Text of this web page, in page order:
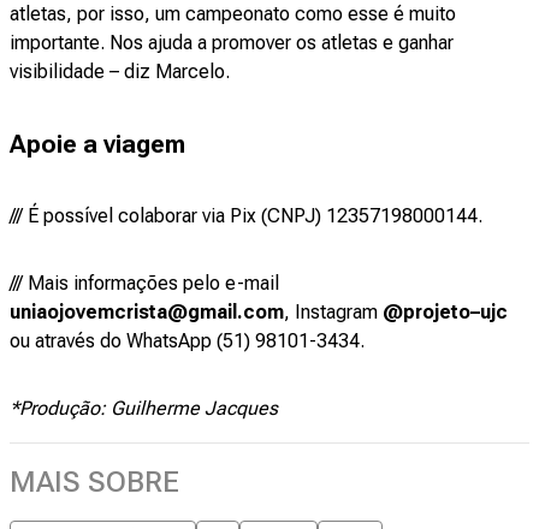
atletas, por isso, um campeonato como esse é muito
importante. Nos ajuda a promover os atletas e ganhar
visibilidade – diz Marcelo.
Apoie a viagem
/// É possível colaborar via Pix (CNPJ) 12357198000144.
/// Mais informações pelo e-mail
uniaojovemcrista@gmail.com, Instagram @projeto–ujc
ou através do WhatsApp (51) 98101-3434.
*Produção: Guilherme Jacques
MAIS SOBRE